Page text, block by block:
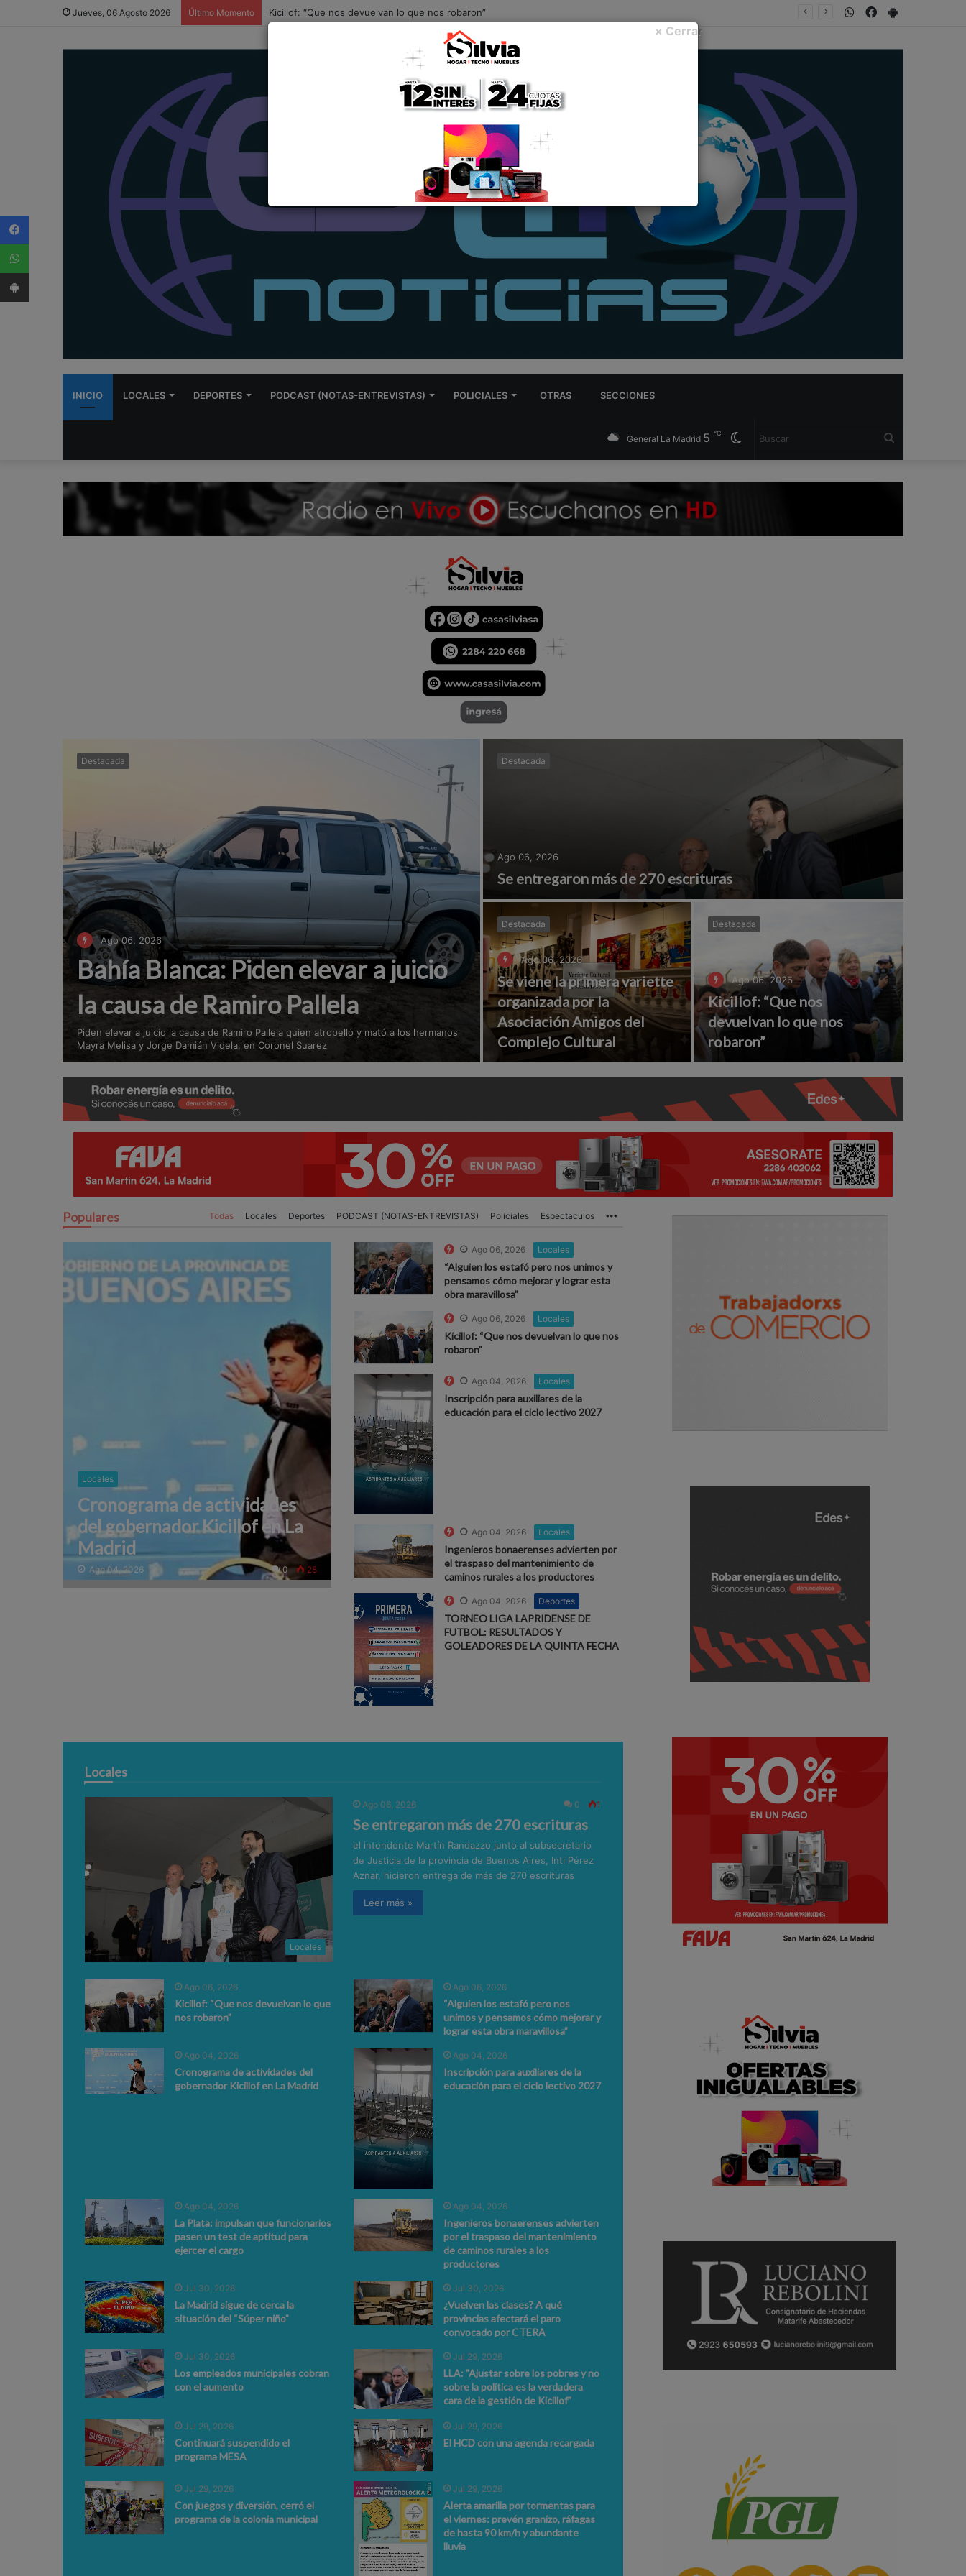
Jueves, 06 Agosto 2026 Último Momento Kicillof: “Que nos devuelvan lo que nos robaron” PlayStore
Facebook
WhatsApp
INICIO LOCALES DEPORTES PODCAST (NOTAS-ENTREVISTAS) POLICIALES OTRAS SECCIONES
Cambiar
modo
General La Madrid 5 ℃
Destacada
Ago 06, 2026
Bahía Blanca: Piden elevar a juicio
la causa de Ramiro Pallela
Piden elevar a juicio la causa de Ramiro Pallela quien atropelló y mató a los hermanos
Mayra Melisa y Jorge Damián Videla, en Coronel Suarez
Destacada
Ago 06, 2026
Se entregaron más de 270 escrituras
Destacada
Ago 06, 2026
Se viene la primera variette
organizada por la
Asociación Amigos del
Complejo Cultural
Destacada
Ago 06, 2026
Kicillof: “Que nos
devuelvan lo que nos
robaron”
Populares Todas Locales Deportes PODCAST (NOTAS-ENTREVISTAS) Policiales Espectaculos
Locales
Cronograma de actividades
del gobernador Kicillof en La
Madrid
Ago 04, 2026 0 28
Ago 06, 2026 Locales
“Alguien los estafó pero nos unimos y
pensamos cómo mejorar y lograr esta
obra maravillosa”
Ago 06, 2026 Locales
Kicillof: “Que nos devuelvan lo que nos
robaron”
Ago 04, 2026 Locales
Inscripción para auxiliares de la
educación para el ciclo lectivo 2027
Ago 04, 2026 Locales
Ingenieros bonaerenses advierten por
el traspaso del mantenimiento de
caminos rurales a los productores
Ago 04, 2026 Deportes
TORNEO LIGA LAPRIDENSE DE
FUTBOL: RESULTADOS Y
GOLEADORES DE LA QUINTA FECHA
Locales
Locales
Ago 06, 2026 0 1
Se entregaron más de 270 escrituras
el intendente Martín Randazzo junto al subsecretario
de Justicia de la provincia de Buenos Aires, Inti Pérez
Aznar, hicieron entrega de más de 270 escrituras
Leer más »
Ago 06, 2026
Kicillof: “Que nos devuelvan lo que
nos robaron”
Ago 06, 2026
“Alguien los estafó pero nos
unimos y pensamos cómo mejorar y
lograr esta obra maravillosa”
Ago 04, 2026
Cronograma de actividades del
gobernador Kicillof en La Madrid
Ago 04, 2026
Inscripción para auxiliares de la
educación para el ciclo lectivo 2027
Ago 04, 2026
La Plata: impulsan que funcionarios
pasen un test de aptitud para
ejercer el cargo
Ago 04, 2026
Ingenieros bonaerenses advierten
por el traspaso del mantenimiento
de caminos rurales a los
productores
Jul 30, 2026
La Madrid sigue de cerca la
situación del “Súper niño”
Jul 30, 2026
¿Vuelven las clases? A qué
provincias afectará el paro
convocado por CTERA
Jul 30, 2026
Los empleados municipales cobran
con el aumento
Jul 29, 2026
LLA: "Ajustar sobre los pobres y no
sobre la política es la verdadera
cara de la gestión de Kicillof"
Jul 29, 2026
Continuará suspendido el
programa MESA
Jul 29, 2026
El HCD con una agenda recargada
Jul 29, 2026
Con juegos y diversión, cerró el
programa de la colonia municipal
Jul 29, 2026
Alerta amarilla por tormentas para
el viernes: prevén granizo, ráfagas
de hasta 90 km/h y abundante
lluvia
× Cerrar